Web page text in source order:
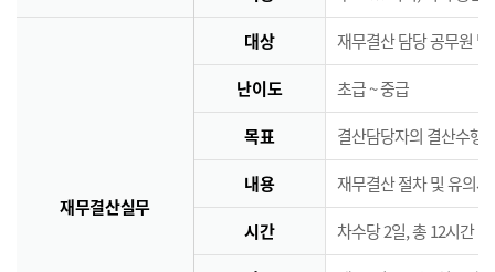
재무결산실무
대상 재무결산 담당 공무원
난이도 초급 ~ 중급
목표 결산담당자의 결산수행
내용 재무결산 절차 및 유의사
시간 차수당 2일, 총 12시간